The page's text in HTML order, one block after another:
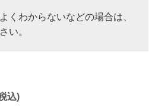
くわからないなどの場合は、
い。
込)